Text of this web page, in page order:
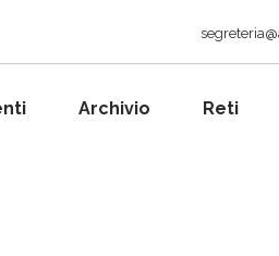
Archivio Reti